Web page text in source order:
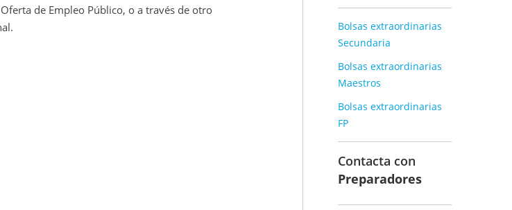
de Empleo Público, o a través de otro
Bolsas extraordinarias
Secundaria
Bolsas extraordinarias
Maestros
Bolsas extraordinarias
FP
Contacta con
Preparadores